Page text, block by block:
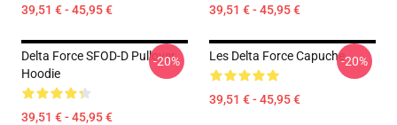
39,51 € - 45,95 € 39,51 € - 45,95 €
Delta Force SFOD-D Pullover
Hoodie
39,51 € - 45,95 €
-20% Les Delta Force Capuche
39,51 € - 45,95 €
-20%